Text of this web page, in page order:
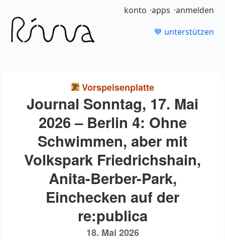
konto apps anmelden
💙 unterstützen
Vorspeisenplatte
Journal Sonntag, 17. Mai
2026 – Berlin 4: Ohne
Schwimmen, aber mit
Volkspark Friedrichshain,
Anita-Berber-Park,
Einchecken auf der
re:publica
18. Mai 2026